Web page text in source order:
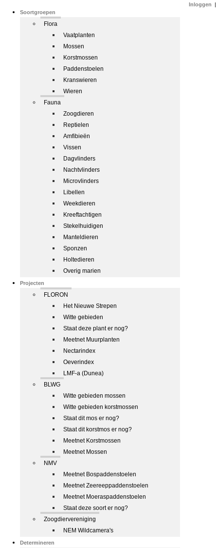
Soortgroepen
Flora
Vaatplanten
Mossen
Korstmossen
Paddenstoelen
Kranswieren
Wieren
Fauna
Zoogdieren
Reptielen
Amfibieën
Vissen
Dagvlinders
Nachtvlinders
Microvlinders
Libellen
Weekdieren
Kreeftachtigen
Stekelhuidigen
Manteldieren
Sponzen
Holtedieren
Overig marien
Projecten
FLORON
Het Nieuwe Strepen
Witte gebieden
Staat deze plant er nog?
Meetnet Muurplanten
Nectarindex
Oeverindex
LMF-a (Dunea)
BLWG
Witte gebieden mossen
Witte gebieden korstmossen
Staat dit mos er nog?
Staat dit korstmos er nog?
Meetnet Korstmossen
Meetnet Mossen
NMV
Meetnet Bospaddenstoelen
Meetnet Zeereeppaddenstoelen
Meetnet Moeraspaddenstoelen
Staat deze soort er nog?
Zoogdiervereniging
NEM Wildcamera's
Determineren
Inloggen |